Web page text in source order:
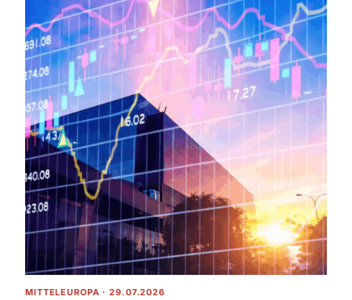
MITTELEUROPA · 29.07.2026